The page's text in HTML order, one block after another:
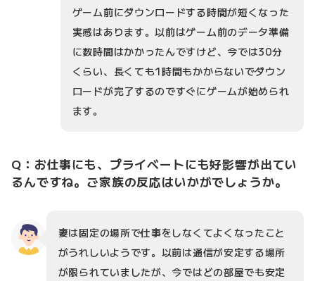
ゲーム前にダウンロードする時間が短くなった
実感はあります。以前はゲーム前のデータ準備
に数時間はかかったんですけど、今では30分
くらい、長くても1時間もかからないでダウン
ロードが完了するのですぐにゲームが始められ
ます。
Q：お仕事にも、プライベートにも好影響が出てい
るんですね。ご家族の反応はいかがでしょうか。
妻は固定の場所で仕事をしなくてよくなったこと
がうれしいようです。以前は通信が安定する場所
が限られていましたが、今ではどの部屋でも安定